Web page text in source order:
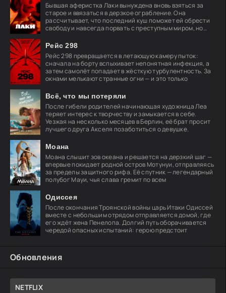
Бывшая аферистка Лаки вынуждена вновь взяться за
старое и ввязаться в дерзкое ограбление. Она
рассчитывает, что последний куш поможет ей обрести
свободу и навсегда порвать с преступным миром, но
Рейс 298
Рейс 298 превращается в летающую камеру пыток:
сначала на борту вспыхивает непонятная инфекция, а
затем самолёт попадает в жёсткую турбулентность. За
окнами мелькают странные огни — и это только
Всё, что мы потеряли
После гибели родителей начинающая художница Леа
теряет интерес к творчеству и замыкается в себе.
Уезжая на несколько месяцев в Берлин, её брат просит
лучшего друга Акселя позаботиться о девушке.
Моана
Моана слышит зов океана и решается на дерзкий шаг —
впервые покидает родной остров Мотунуи, отправляясь
за пределы защитного рифа. Её спутник — легендарный
полубог Мауи, чья слава гремит по всем
Одиссея
После окончания Троянской войны царь Итаки Одиссей
вместе с небольшим отрядом отправляется домой, где
его ждёт жена Пенелопа. Долгий путь оборачивается
чередой опасных испытаний: герою предстоит
Обновления
NETFLIX